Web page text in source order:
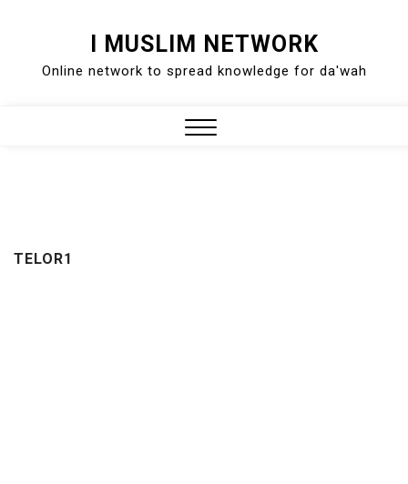
content
I MUSLIM NETWORK
Online network to spread knowledge for da'wah
TELOR1